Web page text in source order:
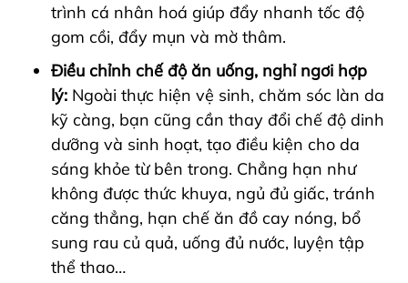
trình cá nhân hoá giúp đẩy nhanh tốc độ
gom cồi, đẩy mụn và mờ thâm.
Điều chỉnh chế độ ăn uống, nghỉ ngơi hợp
lý: Ngoài thực hiện vệ sinh, chăm sóc làn da
kỹ càng, bạn cũng cần thay đổi chế độ dinh
dưỡng và sinh hoạt, tạo điều kiện cho da
sáng khỏe từ bên trong. Chẳng hạn như
không được thức khuya, ngủ đủ giấc, tránh
căng thẳng, hạn chế ăn đồ cay nóng, bổ
sung rau củ quả, uống đủ nước, luyện tập
thể thao…